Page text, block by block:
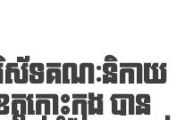
ស័ទគណៈនិកាយ
ត្តកោះកុង បាន